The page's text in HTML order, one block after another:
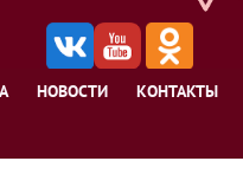
НОВОСТИ КОНТАКТЫ